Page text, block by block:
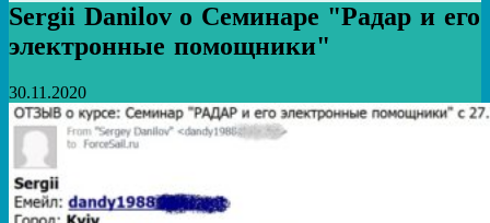
Sergii Danilov о Семинаре "Радар и его
электронные помощники"
30.11.2020